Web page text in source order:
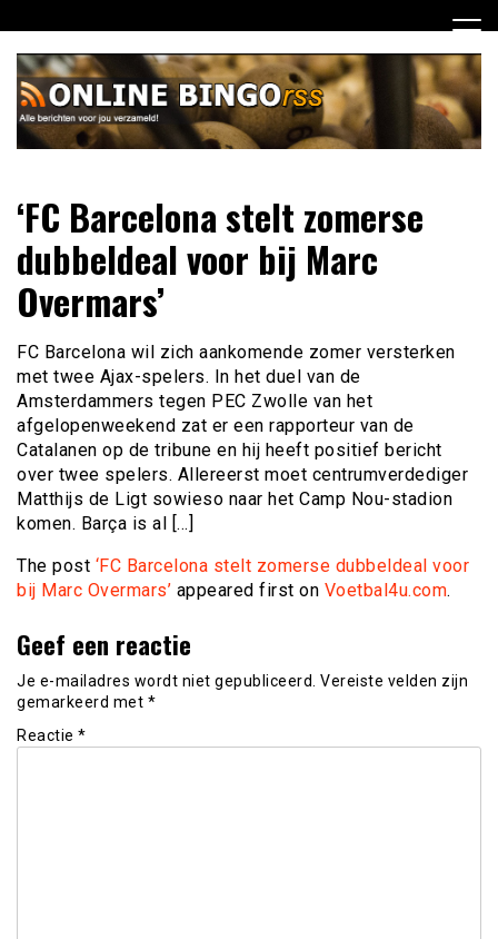
naar
inhoud
Online Bingo RSS
verzameld
‘FC Barcelona stelt zomerse
dubbeldeal voor bij Marc
Overmars’
FC Barcelona wil zich aankomende zomer versterken
met twee Ajax-spelers. In het duel van de
Amsterdammers tegen PEC Zwolle van het
afgelopenweekend zat er een rapporteur van de
Catalanen op de tribune en hij heeft positief bericht
over twee spelers. Allereerst moet centrumverdediger
Matthijs de Ligt sowieso naar het Camp Nou-stadion
komen. Barça is al […]
The post ‘FC Barcelona stelt zomerse dubbeldeal voor
bij Marc Overmars’ appeared first on Voetbal4u.com.
Geef een reactie
Je e-mailadres wordt niet gepubliceerd. Vereiste velden zijn
gemarkeerd met *
Reactie *